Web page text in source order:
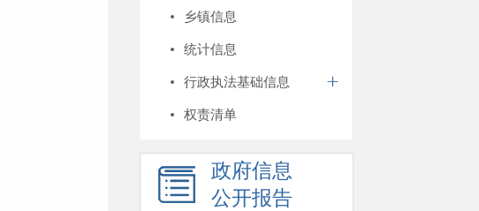
乡镇信息
统计信息
行政执法基础信息
权责清单
政府信息
公开报告